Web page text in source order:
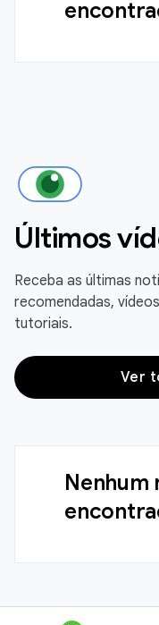
Últimos
Receba as últimas
recomendadas,
tutoriais.
Ver
Nenhum